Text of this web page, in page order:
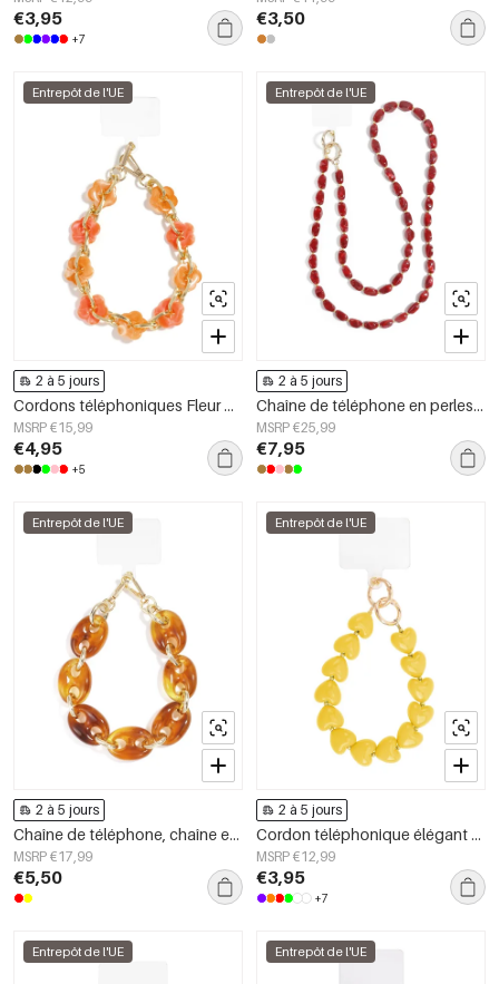
€3,95
+7
€3,50
Entrepôt de l'UE
2 à 5 jours
Cordons téléphoniques Fleur Décontracté Acrylique Accessoires Quotidiens
MSRP €15,99
€4,95
+5
Entrepôt de l'UE
2 à 5 jours
Chaîne de téléphone en perles acryliques décontractées, accessoires du quotidien
MSRP €25,99
€7,95
Entrepôt de l'UE
2 à 5 jours
Chaîne de téléphone, chaîne en acrylique décontractée, accessoires du quotidien
MSRP €17,99
€5,50
Entrepôt de l'UE
2 à 5 jours
Cordon téléphonique élégant en forme de cœur
MSRP €12,99
€3,95
+7
Entrepôt de l'UE Entrepôt de l'UE